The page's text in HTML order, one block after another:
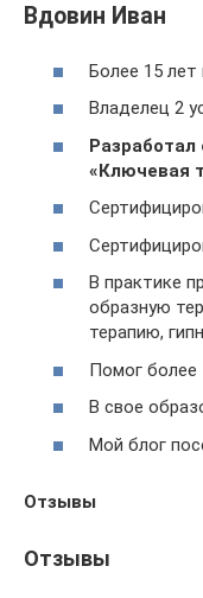
Вдовин Иван
Более 15 лет
Владелец 2
Разработал
«Ключевая
В практике
образную
терапию,
Помог более
В свое
Мой блог
Отзывы
Отзывы